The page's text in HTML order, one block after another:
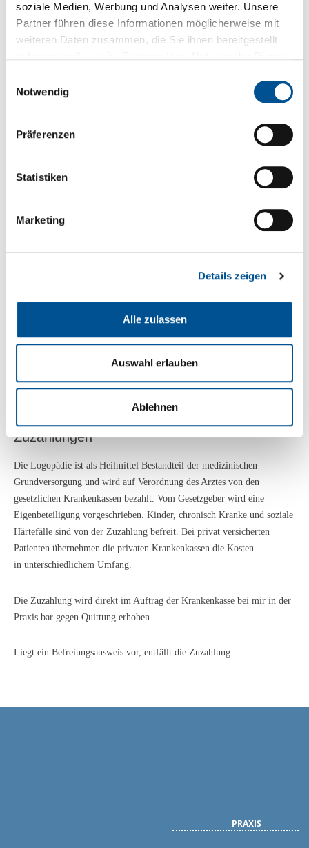
soziale Medien, Werbung und Analysen weiter. Unsere
Partner führen diese Informationen möglicherweise mit
weiteren Daten zusammen, die Sie ihnen bereitgestellt
Notwendig
Präferenzen
Statistiken
Marketing
Details zeigen
Alle zulassen
Auswahl erlauben
Ablehnen
Hausbesuche
Verordnung
Welche Verordnung muss vorliegen?
Muster 13 (bei gesetzlich versichteren Personen) Das Rezept
darf nicht älter als 28 Tage sein Achtung: Rezeptformular
behandelt werden möchten)
Bei Fragen bzgl. der Ausstellung eines Rezeptes stehen wir Ihnen gerne
Zuzahlungen
Die Logopädie ist als Heilmittel Bestandteil der medizinischen
Grundversorgung und wird auf Verordnung des Arztes von den
gesetzlichen Krankenkassen bezahlt. Vom Gesetzgeber wird eine
Eigenbeteiligung vorgeschrieben. Kinder, chronisch Kranke und soziale
Härtefälle sind von der Zuzahlung befreit. Bei privat versicherten
Patienten übernehmen die privaten Krankenkassen die Kosten
in unterschiedlichem Umfang.
Die Zuzahlung wird direkt im Auftrag der Krankenkasse bei mir in der
Praxis bar gegen Quittung erhoben.
Liegt ein Befreiungsausweis vor, entfällt die Zuzahlung.
PRAXIS